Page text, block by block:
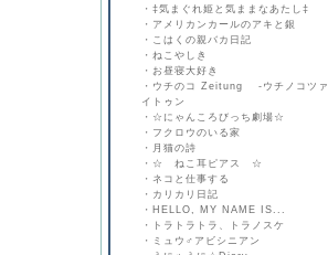
・ ‡気まぐれ姫と気ままなあたし‡
・ アメリカンカールのアキと銀
・ こはくの親バカ日記
・ ねこやしき
・ お昼寝大好き
・ ウチのコ Zeitung -ウチノコツァ
イトゥン
・ ☆にゃんころびっち劇場☆
・ フクロウのいる家
・ 月猫の詩
・ ☆ ねこ耳ピアス ☆
・ ネコと仕事する
・ カリカリ日記
・ HELLO, MY NAME IS...
・
トラトラトラ、トラノスケ
・ ミュウ♂アビシニアン